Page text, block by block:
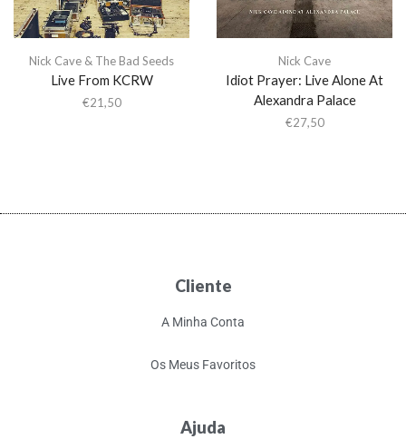
Nick Cave & The Bad Seeds
Live From KCRW
€21,50
Nick Cave
Idiot Prayer: Live Alone At
Alexandra Palace
€27,50
Cliente
A Minha Conta
Os Meus Favoritos
Ajuda